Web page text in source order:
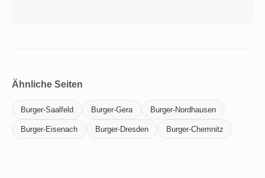
Ähnliche Seiten
Burger-Saalfeld Burger-Gera Burger-Nordhausen
Burger-Eisenach Burger-Dresden Burger-Chemnitz